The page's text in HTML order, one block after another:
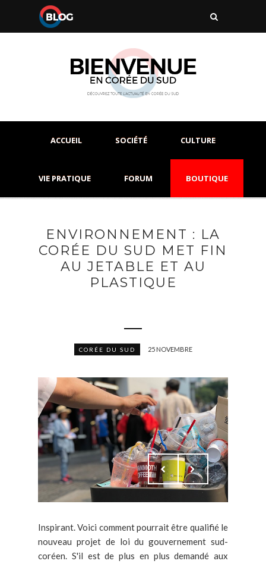
ACCUEIL SOCIÉTÉ CULTURE
VIE PRATIQUE FORUM BOUTIQUE
ENVIRONNEMENT : LA
CORÉE DU SUD MET FIN
AU JETABLE ET AU
PLASTIQUE
CORÉE DU SUD 25 NOVEMBRE
Inspirant. Voici comment pourrait être qualifié le
nouveau projet de loi du gouvernement sud-
coréen. S'il est de plus en plus demandé aux